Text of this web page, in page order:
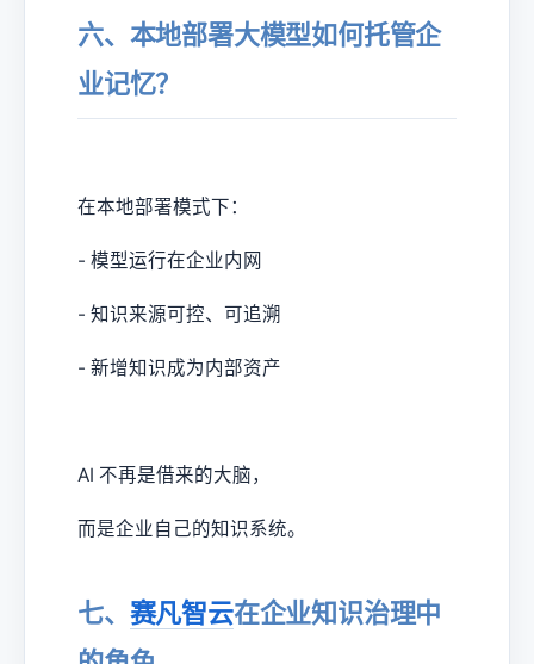
六、本地部署大模型如何托管企
业记忆？
在本地部署模式下：
- 模型运行在企业内网
- 知识来源可控、可追溯
- 新增知识成为内部资产
AI 不再是借来的大脑，
而是企业自己的知识系统。
七、 赛凡智云在企业知识治理中